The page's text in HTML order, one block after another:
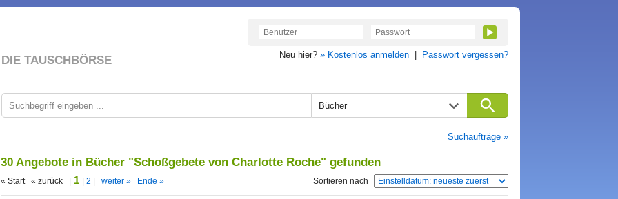
DIE TAUSCHBÖRSE Neu hier? » Kostenlos anmelden Passwort vergessen?
Bücher
Suchaufträge »
30 Angebote in Bücher "Schoßgebete von Charlotte Roche" gefunden
« Start « zurück | 1 2 weiter » Ende » Sortieren nach